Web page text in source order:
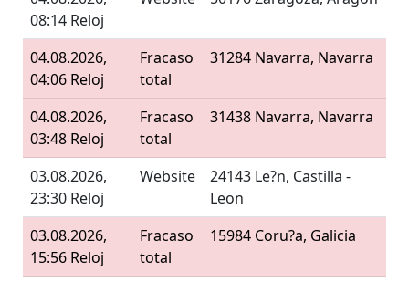
08:14 Reloj
04.08.2026,
04:06 Reloj
Fracaso
total
31284 Navarra, Navarra
04.08.2026,
03:48 Reloj
Fracaso
total
31438 Navarra, Navarra
03.08.2026,
23:30 Reloj
Website
24143 Le?n, Castilla -
Leon
03.08.2026,
15:56 Reloj
Fracaso
total
15984 Coru?a, Galicia